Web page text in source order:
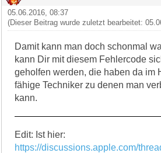
05.06.2016, 08:37
(Dieser Beitrag wurde zuletzt bearbeitet:
Damit kann man doch schonmal
kann Dir mit diesem Fehlercode
geholfen werden, die haben da im
fähige Techniker zu denen man
kann.
Edit: Ist hier:
https://discussions.apple.com/